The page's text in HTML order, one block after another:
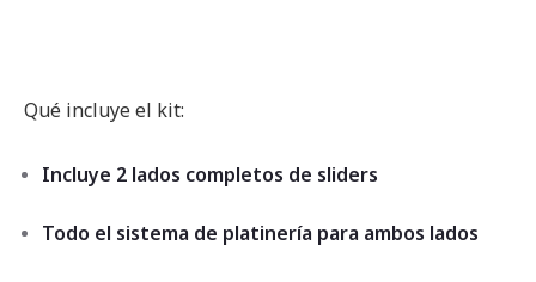
Qué incluye el kit:
Incluye 2 lados completos de sliders
Todo el sistema de platinería para ambos lados